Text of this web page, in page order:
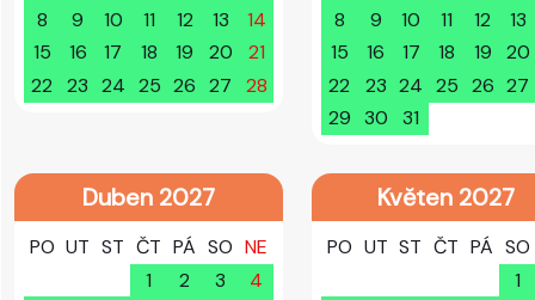
8
9 10 11 12 13
14
15
16 17 18 19 20
21
22
23 24 25 26 27 28
8
9 10 11 12
13
15
16 17 18 19
20
22
23 24 25 26 27
29 30 31
Duben 2027
PO UT ST ČT PÁ SO NE
1
2 3 4
Květen 2027
PO UT ST ČT PÁ SO
1